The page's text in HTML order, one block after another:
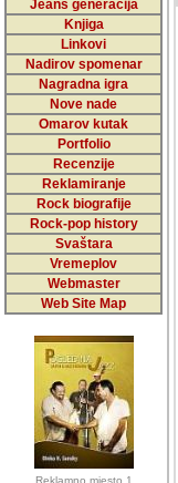
Jeans generacija
Knjiga
Linkovi
Nadirov spomenar
Nagradna igra
Nove nade
Omarov kutak
Portfolio
Recenzije
Reklamiranje
Rock biografije
Rock-pop history
Svaštara
Vremeplov
Webmaster
Web Site Map
Reklamno mjesto 1